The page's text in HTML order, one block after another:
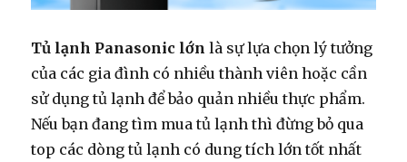
Tủ lạnh Panasonic lớn là sự lựa chọn lý tưởng
của các gia đình có nhiều thành viên hoặc cần
sử dụng tủ lạnh để bảo quản nhiều thực phẩm.
Nếu bạn đang tìm mua tủ lạnh thì đừng bỏ qua
top các dòng tủ lạnh có dung tích lớn tốt nhất